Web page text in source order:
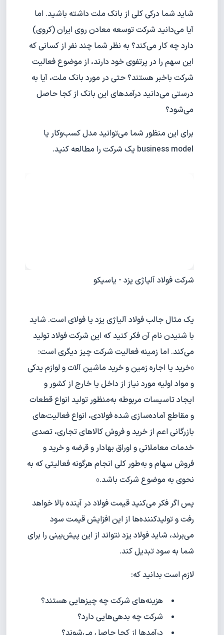
شاید شما درکی کلی از بانک ملت داشته باشید. اما
آیا می‌دانید شرکت توسعه معادن روی ایران (کروی)
دارد چه کار می‌کند؟ به نظر شما چند نفر از کسانی که
این سهم را در پرتفوی خود دارند، از موضوع فعالیت
شرکت باخبر هستند؟ حتی در مورد بانک ملت، آیا به
درستی می‌دانید درآمدهای این بانک از کجا حاصل
می‌شود؟
برای این منظور شما می‌توانید مدل کسب‌وکار یا
business model یک شرکت را مطالعه کنید.
شرکت فولاد آلیاژی یزد - یاسیکو
یک مثال جالب فولاد آلیاژی یزد یا فولای است. شاید
با شنیدن نام آن فکر کنید که این شرکت فولاد تولید
می‌کند. اما زمینه فعالیت شرکت چیز دیگری است:
«خرید یا اجاره زمین و خرید ماشین آلات و لوازم یدکی
و مواد اولیه مورد نیاز از داخل یا خارج از کشور و
ایجاد تاسیسات مربوطه به‌منظور تولید انواع قطعات
و مقاطع آماده‌سازی شده فولادی، انواع فعالیت‌های
بازرگانی اعم از خرید و فروش کالاهای تجاری، تصدی
خدمات معاملاتی و اوراق بهادار و قرضه و خرید و
فروش سهام و به‌طور کلی انجام هرگونه فعالیتی که به
نحوی به موضوع شرکت باشد.»
پس اگر فکر می‌کنید قیمت فولاد در آینده بالا خواهد
رفت و تولیدکننده‌ها از این افزایش قیمت سود
می‌برند، شاید فولاد یزد نتواند از این پیش‌بینی را برای
شما به سود تبدیل کند.
لازم است بدانید که:
هزینه‌های شرکت چه چیزهایی هستند؟
شرکت چه بدهی‌هایی دارد؟